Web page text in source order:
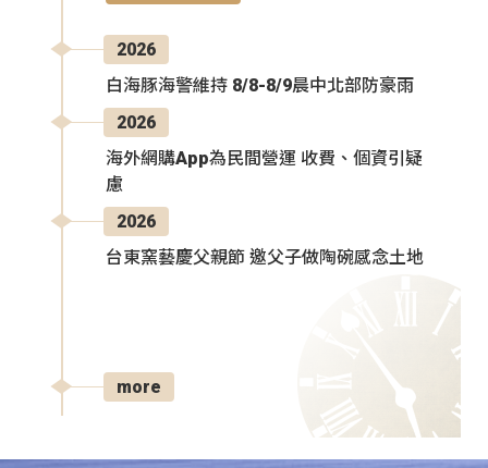
2026
白海豚海警維持 8/8-8/9晨中北部防豪雨
2026
海外網購App為民間營運 收費、個資引疑
慮
2026
台東窯藝慶父親節 邀父子做陶碗感念土地
more